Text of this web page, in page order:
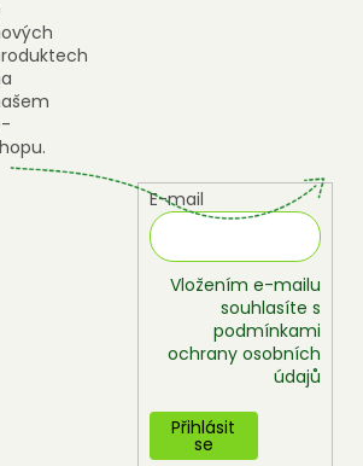
E-mail
Vložením e-mailu
souhlasíte s
podmínkami
ochrany osobních
údajů
Přihlásit
se